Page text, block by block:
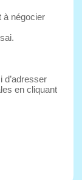
à négocier
d’adresser
en cliquant